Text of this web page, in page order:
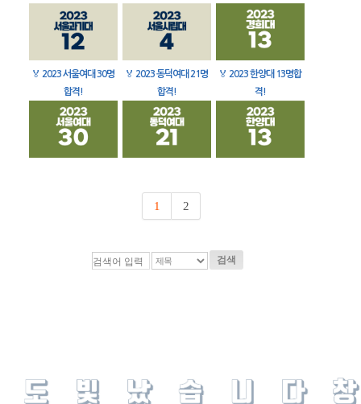
🏅 2023 서울여대 30명
합격!
🏅 2023 동덕여대 21명
합격!
🏅 2023 한양대 13명합
격!
1 2
검색